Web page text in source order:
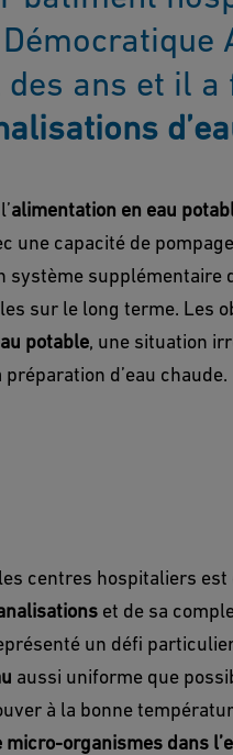
ans et il
alimentation en eau
une capacité de
système
sur le long terme. Les
potable, une situation
d’eau chaude.
centres hospitaliers
et de sa
un défi
aussi uniforme que
à la bonne
organismes dans